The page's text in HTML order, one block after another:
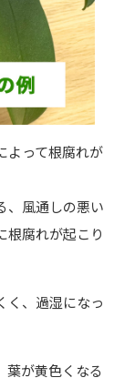
よって根腐れが
、風通しの悪い
根腐れが起こり
く、過湿になっ
葉が黄色くなる